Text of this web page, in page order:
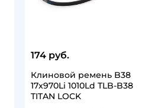
174 руб.
Клиновой ремень B38
17x970Li 1010Ld TLB-B38
TITAN LOCK